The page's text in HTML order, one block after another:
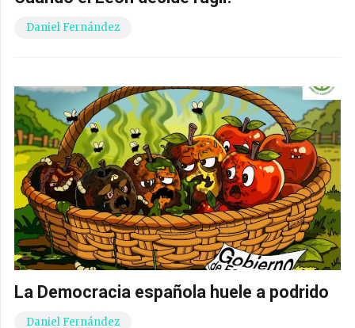
Daniel Fernández
La Democracia española huele a podrido
Daniel Fernández